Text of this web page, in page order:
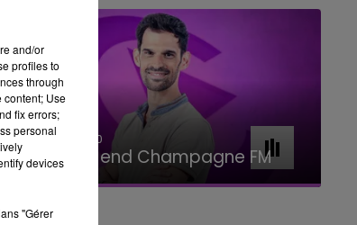
16h00 - 20h00
Le Week-end Champagne FM
and/or
profiles to
through
content; Use
fix errors;
personal
devices
"Gérer